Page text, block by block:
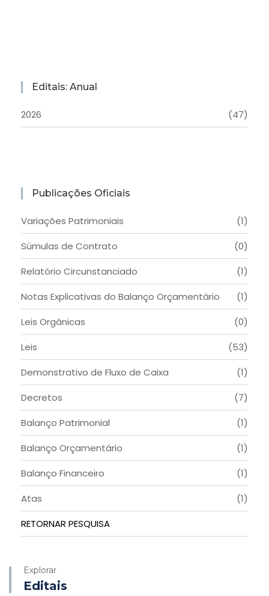
Editais: Anual
2026 (47)
Publicações Oficiais
Variações Patrimoniais
(1)
Súmulas de Contrato
(0)
Relatório Circunstanciado
(1)
Notas Explicativas do Balanço Orçamentário
(1)
Leis Orgânicas
(0)
Leis
(53)
Demonstrativo de Fluxo de Caixa
(1)
Decretos
(7)
Balanço Patrimonial
(1)
Balanço Orçamentário
(1)
Balanço Financeiro
(1)
Atas
(1)
RETORNAR PESQUISA
Explorar
Editais